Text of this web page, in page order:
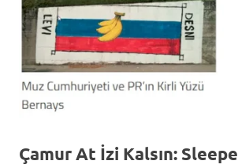
Çamur At İzi Kalsın: